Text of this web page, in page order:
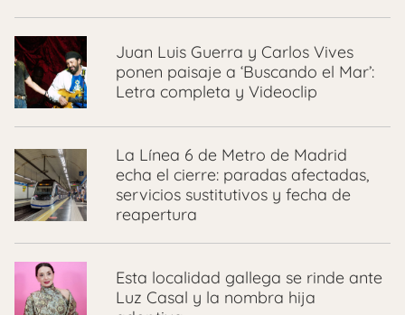
Juan Luis Guerra y Carlos Vives
ponen paisaje a ‘Buscando el Mar’:
Letra completa y Videoclip
La Línea 6 de Metro de Madrid
echa el cierre: paradas afectadas,
servicios sustitutivos y fecha de
reapertura
Esta localidad gallega se rinde ante
Luz Casal y la nombra hija